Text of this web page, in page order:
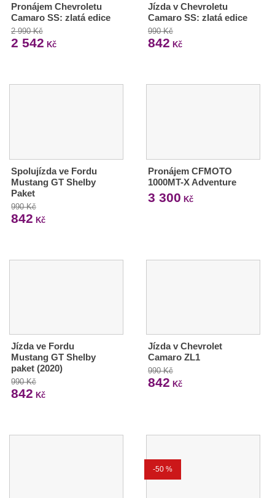
Pronájem Chevroletu
Camaro SS: zlatá edice
2 990 Kč
2 542 Kč
Jízda v Chevroletu
Camaro SS: zlatá edice
990 Kč
842 Kč
Spolujízda ve Fordu
Mustang GT Shelby
Paket
990 Kč
842 Kč
Pronájem CFMOTO
1000MT-X Adventure
3 300 Kč
Jízda ve Fordu
Mustang GT Shelby
paket (2020)
990 Kč
842 Kč
Jízda v Chevrolet
Camaro ZL1
990 Kč
842 Kč
-50 %